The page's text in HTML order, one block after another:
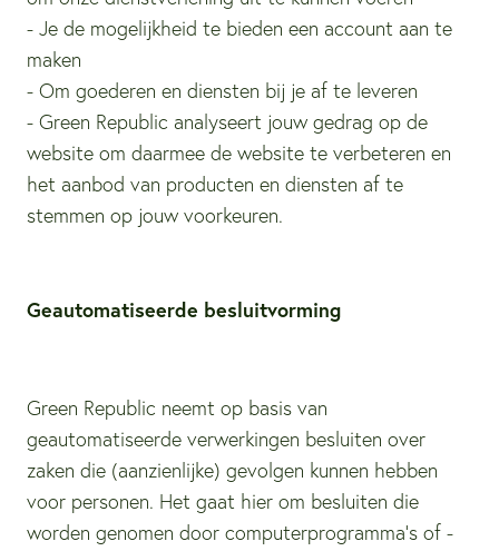
- Je de mogelijkheid te bieden een account aan te
maken
- Om goederen en diensten bij je af te leveren
- Green Republic analyseert jouw gedrag op de
website om daarmee de website te verbeteren en
het aanbod van producten en diensten af te
stemmen op jouw voorkeuren.
Geautomatiseerde besluitvorming
Green Republic neemt op basis van
geautomatiseerde verwerkingen besluiten over
zaken die (aanzienlijke) gevolgen kunnen hebben
voor personen. Het gaat hier om besluiten die
worden genomen door computerprogramma's of -